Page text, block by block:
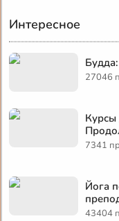
Интересное
27046
Курсы
7341
Йога
43404